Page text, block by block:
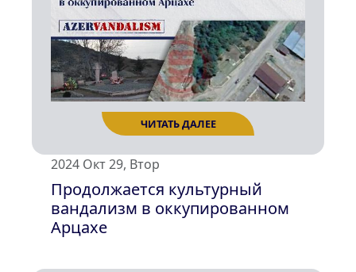
2024 Окт 29, Втор
Продолжается культурный
вандализм в оккупированном
Арцахе